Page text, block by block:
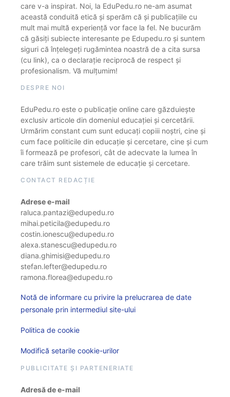
care v-a inspirat. Noi, la EduPedu.ro ne-am asumat
această conduită etică și sperăm că și publicațiile cu
mult mai multă experiență vor face la fel. Ne bucurăm
că găsiți subiecte interesante pe Edupedu.ro și suntem
siguri că înțelegeți rugămintea noastră de a cita sursa
(cu link), ca o declarație reciprocă de respect și
profesionalism. Vă mulțumim!
DESPRE NOI
EduPedu.ro este o publicație online care găzduiește
exclusiv articole din domeniul educației și cercetării.
Urmărim constant cum sunt educați copiii noștri, cine și
cum face politicile din educație și cercetare, cine și cum
îi formează pe profesori, cât de adecvate la lumea în
care trăim sunt sistemele de educație și cercetare.
CONTACT REDACȚIE
Adrese e-mail
raluca.pantazi@edupedu.ro
mihai.peticila@edupedu.ro
costin.ionescu@edupedu.ro
alexa.stanescu@edupedu.ro
diana.ghimisi@edupedu.ro
stefan.lefter@edupedu.ro
ramona.florea@edupedu.ro
Notă de informare cu privire la prelucrarea de date
personale prin intermediul site-ului
Politica de cookie
Modifică setarile cookie-urilor
PUBLICITATE ȘI PARTENERIATE
Adresă de e-mail